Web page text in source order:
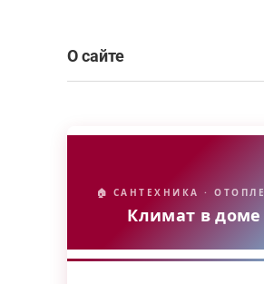
О сайте
🏠 САНТЕХНИКА ·
Климат в доме